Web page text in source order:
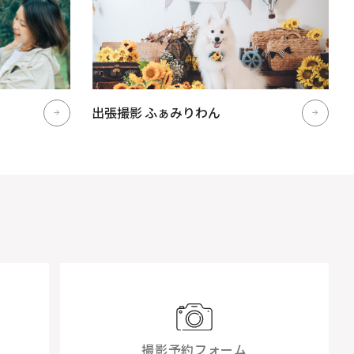
出張撮影 ふぁみりわん
撮影予約フォーム